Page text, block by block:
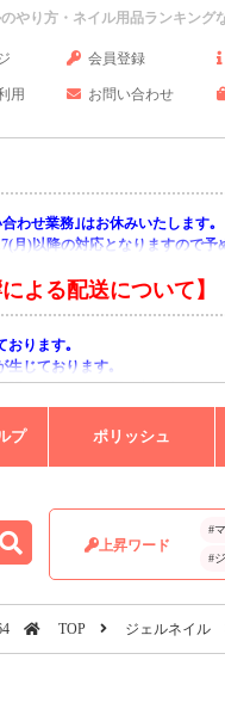
やり方・ネイル用品ランキング
会員登録
用 お問い合わせ
わせ業務｣はお休みいたします｡
月)以降の対応となりますので予
よる配送について】
おります｡
生じております｡
賜りますようお願い申し上げます
プ ポリッシュ
上昇ワード
#
#
TOP ジェルネイル